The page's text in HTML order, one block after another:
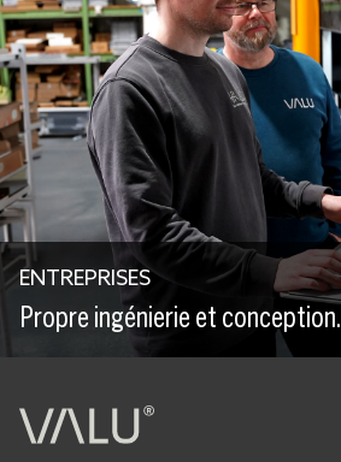
ENTREPRISES
Propre ingénierie et conception.